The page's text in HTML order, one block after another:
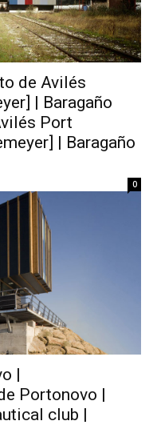
de Avilés
| Baragaño
Port
| Baragaño
0
|
Portonovo |
club |